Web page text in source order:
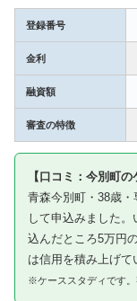
登録番号
金利
融資額
審査の特徴
【口コミ：今別町の
青森今別町・38歳
して申込みました
込んだところ5万円
は信用を積み上げて
※ケーススタディです